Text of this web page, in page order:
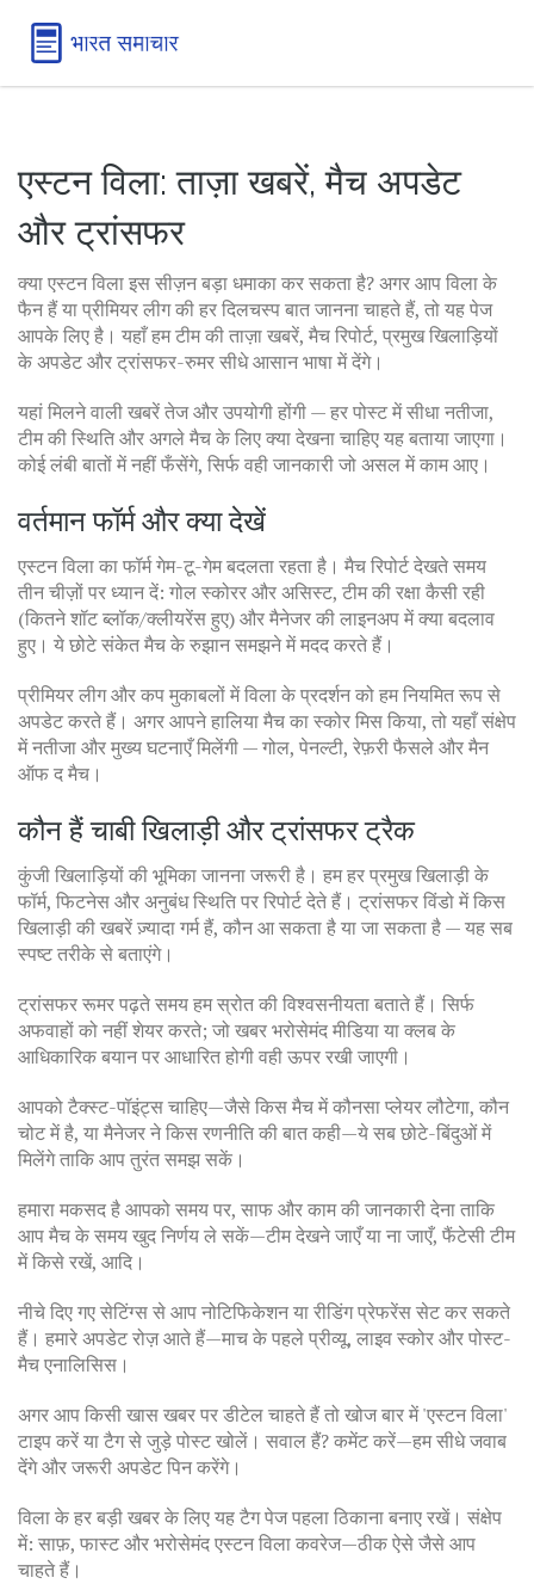
एस्टन विला: ताज़ा खबरें, मैच अपडेट
और ट्रांसफर
क्या एस्टन विला इस सीज़न बड़ा धमाका कर सकता है? अगर आप विला के
फैन हैं या प्रीमियर लीग की हर दिलचस्प बात जानना चाहते हैं, तो यह पेज
आपके लिए है। यहाँ हम टीम की ताज़ा खबरें, मैच रिपोर्ट, प्रमुख खिलाड़ियों
के अपडेट और ट्रांसफर-रुमर सीधे आसान भाषा में देंगे।
यहां मिलने वाली खबरें तेज और उपयोगी होंगी — हर पोस्ट में सीधा नतीजा,
टीम की स्थिति और अगले मैच के लिए क्या देखना चाहिए यह बताया जाएगा।
कोई लंबी बातों में नहीं फँसेंगे, सिर्फ वही जानकारी जो असल में काम आए।
वर्तमान फॉर्म और क्या देखें
एस्टन विला का फॉर्म गेम-टू-गेम बदलता रहता है। मैच रिपोर्ट देखते समय
तीन चीज़ों पर ध्यान दें: गोल स्कोरर और असिस्ट, टीम की रक्षा कैसी रही
(कितने शॉट ब्लॉक/क्लीयरेंस हुए) और मैनेजर की लाइनअप में क्या बदलाव
हुए। ये छोटे संकेत मैच के रुझान समझने में मदद करते हैं।
प्रीमियर लीग और कप मुकाबलों में विला के प्रदर्शन को हम नियमित रूप से
अपडेट करते हैं। अगर आपने हालिया मैच का स्कोर मिस किया, तो यहाँ संक्षेप
में नतीजा और मुख्य घटनाएँ मिलेंगी — गोल, पेनल्टी, रेफ़री फैसले और मैन
ऑफ द मैच।
कौन हैं चाबी खिलाड़ी और ट्रांसफर ट्रैक
कुंजी खिलाड़ियों की भूमिका जानना जरूरी है। हम हर प्रमुख खिलाड़ी के
फॉर्म, फिटनेस और अनुबंध स्थिति पर रिपोर्ट देते हैं। ट्रांसफर विंडो में किस
खिलाड़ी की खबरें ज़्यादा गर्म हैं, कौन आ सकता है या जा सकता है — यह सब
स्पष्ट तरीके से बताएंगे।
ट्रांसफर रूमर पढ़ते समय हम स्रोत की विश्वसनीयता बताते हैं। सिर्फ
अफवाहों को नहीं शेयर करते; जो खबर भरोसेमंद मीडिया या क्लब के
आधिकारिक बयान पर आधारित होगी वही ऊपर रखी जाएगी।
आपको टैक्स्ट-पॉइंट्स चाहिए—जैसे किस मैच में कौनसा प्लेयर लौटेगा, कौन
चोट में है, या मैनेजर ने किस रणनीति की बात कही—ये सब छोटे-बिंदुओं में
मिलेंगे ताकि आप तुरंत समझ सकें।
हमारा मकसद है आपको समय पर, साफ और काम की जानकारी देना ताकि
आप मैच के समय खुद निर्णय ले सकें—टीम देखने जाएँ या ना जाएँ, फैंटेसी टीम
में किसे रखें, आदि।
नीचे दिए गए सेटिंग्स से आप नोटिफिकेशन या रीडिंग प्रेफरेंस सेट कर सकते
हैं। हमारे अपडेट रोज़ आते हैं—माच के पहले प्रीव्यू, लाइव स्कोर और पोस्ट-
मैच एनालिसिस।
अगर आप किसी खास खबर पर डीटेल चाहते हैं तो खोज बार में 'एस्टन विला'
टाइप करें या टैग से जुड़े पोस्ट खोलें। सवाल हैं? कमेंट करें—हम सीधे जवाब
देंगे और जरूरी अपडेट पिन करेंगे।
विला के हर बड़ी खबर के लिए यह टैग पेज पहला ठिकाना बनाए रखें। संक्षेप
में: साफ़, फास्ट और भरोसेमंद एस्टन विला कवरेज—ठीक ऐसे जैसे आप
चाहते हैं।